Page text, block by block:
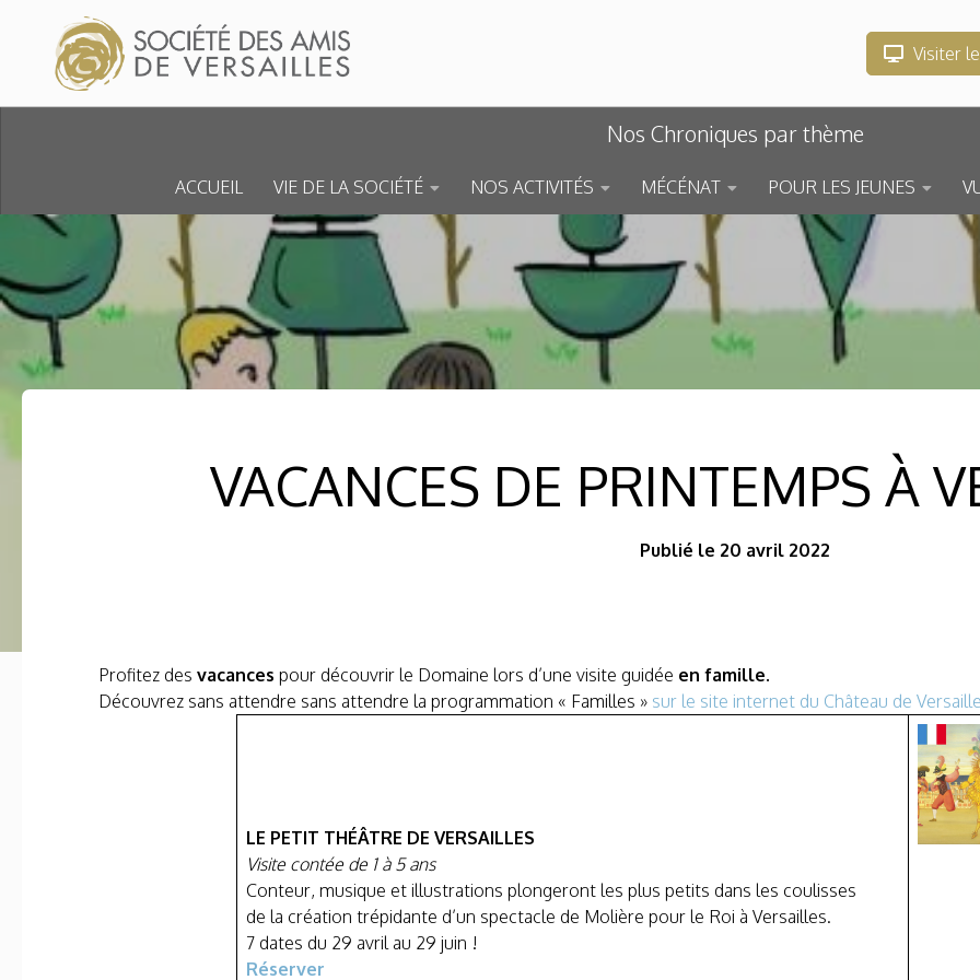
Skip to content
Visiter
Nos Chroniques par thème
ACCUEIL VIE DE LA SOCIÉTÉ NOS ACTIVITÉS MÉCÉNAT POUR LES JEUNES
VACANCES DE PRINTEMPS À
Publié le 20 avril 2022
Profitez des vacances pour découvrir le Domaine lors d’une visite guidée en famille.
Découvrez sans attendre sans attendre la programmation « Familles » sur le site internet du Château de
LE PETIT THÉÂTRE DE VERSAILLES
Visite contée de 1 à 5 ans
Conteur, musique et illustrations plongeront les plus petits dans les coulisses
de la création trépidante d’un spectacle de Molière pour le Roi à Versailles.
7 dates du 29 avril au 29 juin !
Réserver